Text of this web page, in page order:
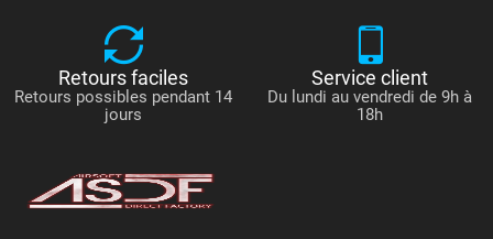
Retours faciles
Retours possibles pendant 14
jours
Service client
Du lundi au vendredi de 9h à
18h